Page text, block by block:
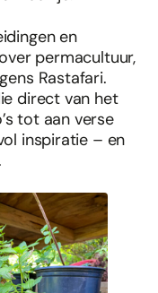
en
permacultuur,
Rastafari.
direct van het
tot aan verse
inspiratie – en